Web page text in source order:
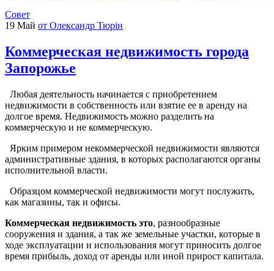
Совет
19 Май от Олександр Тюрін
Коммерческая недвижимость города
Запорожье
Любая деятельность начинается с приобретением
недвижимости в собственность или взятие ее в аренду на
долгое время. Недвижимость можно разделить на
коммерческую и не коммерческую.
Ярким примером некоммерческой недвижимости являются
административные здания, в которых располагаются органы
исполнительной власти.
Образцом коммерческой недвижимости могут послужить,
как магазины, так и офисы.
Коммерческая недвижимость это, разнообразные
сооружения и здания, а так же земельные участки, которые в
ходе эксплуатации и использования могут приносить долгое
время прибыль, доход от аренды или иной прирост капитала.